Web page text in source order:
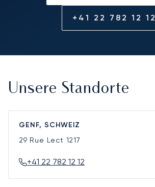
+41 22 782 12 12
Unsere Standorte
GENF, SCHWEIZ
29 Rue Lect 1217
+41 22 782 12 12